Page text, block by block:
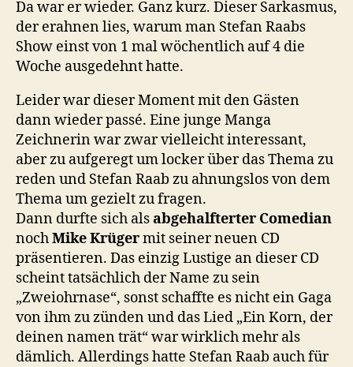
Da war er wieder. Ganz kurz. Dieser Sarkasmus,
der erahnen lies, warum man Stefan Raabs
Show einst von 1 mal wöchentlich auf 4 die
Woche ausgedehnt hatte.
Leider war dieser Moment mit den Gästen
dann wieder passé. Eine junge Manga
Zeichnerin war zwar vielleicht interessant,
aber zu aufgeregt um locker über das Thema zu
reden und Stefan Raab zu ahnungslos von dem
Thema um gezielt zu fragen.
Dann durfte sich alsabgehalfterter Comedian
nochMike Krügermit seiner neuen CD
präsentieren. Das einzig Lustige an dieser CD
scheint tatsächlich der Name zu sein
„Zweiohrnase“, sonst schaffte es nicht ein Gaga
von ihm zu zünden und das Lied „Ein Korn, der
deinen namen trät“ war wirklich mehr als
dämlich. Allerdings hatte Stefan Raab auch für